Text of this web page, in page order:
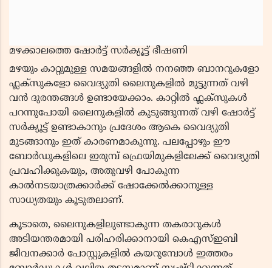
മഴക്കാലത്തെ ഷോർട്ട് സർക്യൂട്ട് ഭീഷണി
മഴയും കാറ്റുമുള്ള സമയങ്ങളിൽ നനഞ്ഞ ബാനറുകളോ
ഫ്ലക്സുകളോ വൈദ്യുതി ലൈനുകളിൽ മുട്ടുന്നത് വഴി
വൻ ദുരന്തങ്ങൾ ഉണ്ടായേക്കാം. കാറ്റിൽ ഫ്ലക്സുകൾ
പറന്നുപോയി ലൈനുകളിൽ കുടുങ്ങുന്നത് വഴി ഷോർട്ട്
സർക്യൂട്ട് ഉണ്ടാകാനും പ്രദേശം ആകെ വൈദ്യുതി
മുടങ്ങാനും ഇത് കാരണമാകുന്നു. പലപ്പോഴും ഈ
ബോർഡുകളിലെ ഇരുമ്പ് ഫ്രെയിമുകളിലേക്ക് വൈദ്യുതി
പ്രവഹിക്കുകയും, അതുവഴി പോകുന്ന
കാൽനടയാത്രക്കാർക്ക് ഷോക്കേൽക്കാനുള്ള
സാധ്യതയും കൂടുതലാണ്.
കൂടാതെ, ലൈനുകളിലുണ്ടാകുന്ന തകരാറുകൾ
അടിയന്തരമായി പരിഹരിക്കാനായി കെഎസ്ഇബി
ജീവനക്കാർ പോസ്റ്റുകളിൽ കയറുമ്പോൾ ഇത്തരം